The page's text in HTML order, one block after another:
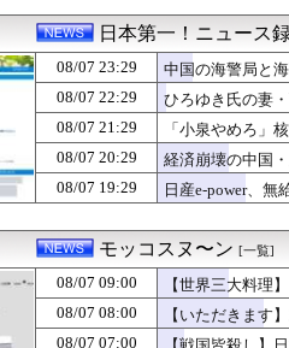
上海一月風暴とは——造反派が
日本第一！ニュース
08/07 23:29
中国の海警局と
08/07 22:29
ひろゆき氏の妻
08/07 21:29
「小泉やめろ」
08/07 20:29
経済崩壊の中国
08/07 19:29
日産e-power、
モッコスヌ〜ン [一覧]
08/07 09:00
【世界三大料理
08/07 08:00
【いただきます
08/07 07:00